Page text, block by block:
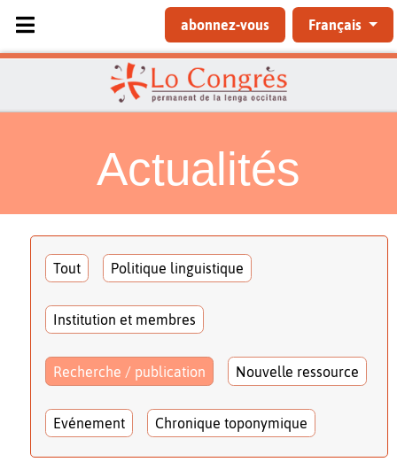
Sélectionnez votre langue
abonnez-vous Français
Actualités
Tout Politique linguistique
Institution et membres
Recherche / publication Nouvelle ressource
Evénement Chronique toponymique